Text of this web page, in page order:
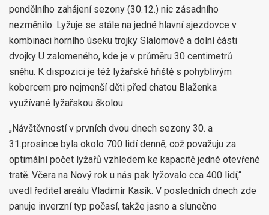
pondělního zahájení sezony (30.12.) nic zásadního
nezměnilo. Lyžuje se stále na jedné hlavní sjezdovce v
kombinaci horního úseku trojky Slalomové a dolní části
dvojky U zalomeného, kde je v průměru 30 centimetrů
sněhu. K dispozici je též lyžařské hřiště s pohyblivým
kobercem pro nejmenší děti před chatou Blaženka
využívané lyžařskou školou.
„Návštěvností v prvních dvou dnech sezony 30. a
31.prosince byla okolo 700 lidí denně, což považuju za
optimální počet lyžařů vzhledem ke kapacitě jedné otevřené
tratě. Včera na Nový rok u nás pak lyžovalo cca 400 lidí,“
uvedl ředitel areálu Vladimír Kasík. V posledních dnech zde
panuje inverzní typ počasí, takže jasno a slunečno